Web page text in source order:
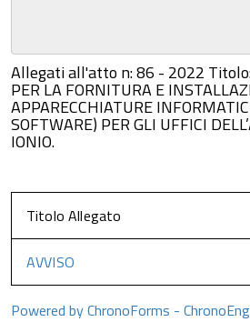
Allegati all'atto n: 86 - 2022 Titolo:
PER LA FORNITURA E
APPARECCHIATURE
SOFTWARE) PER GLI UFFICI
IONIO.
Titolo Allegato
AVVISO
Powered by ChronoForms -